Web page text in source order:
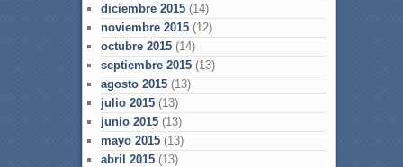
diciembre 2015(14)
noviembre 2015(12)
octubre 2015(14)
septiembre 2015(13)
agosto 2015(13)
julio 2015(13)
junio 2015(13)
mayo 2015(13)
abril 2015(13)